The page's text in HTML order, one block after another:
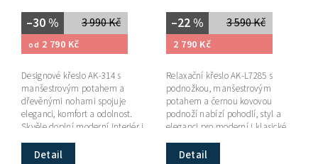
3 990 Kč
–30 %
od 2 790 Kč
Detail
Designové křeslo AK-314 s
manšestrovým potahem a
dřevěnými nohami spojuje
eleganci, komfort a odolnost.
Skvěle doplní moderní interiér i
stylové provozovny.
3 590 Kč
–22 %
2 790 Kč
Detail
Relaxační křeslo AK-L7285 s
podnožkou, manšestrovým
potahem a černou kovovou
podnoží nabízí pohodlí, styl a
eleganci pro moderní i klasické
interiéry.